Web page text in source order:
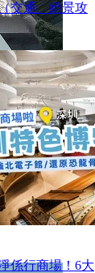
交通、絕景攻
係行商場！6大